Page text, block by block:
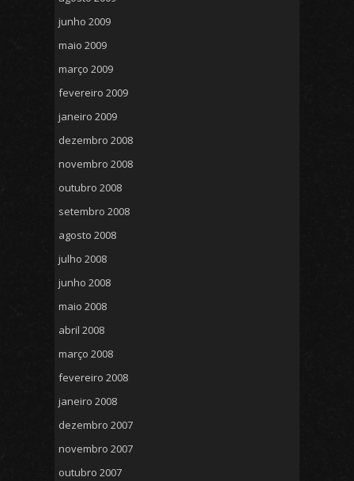
junho 2009
maio 2009
março 2009
fevereiro 2009
janeiro 2009
dezembro 2008
novembro 2008
outubro 2008
setembro 2008
agosto 2008
julho 2008
junho 2008
maio 2008
abril 2008
março 2008
fevereiro 2008
janeiro 2008
dezembro 2007
novembro 2007
outubro 2007